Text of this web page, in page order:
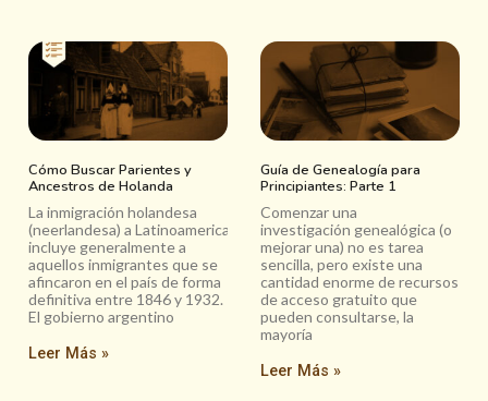
Cómo Buscar Parientes y
Ancestros de Holanda
La inmigración holandesa
(neerlandesa) a Latinoamerica
incluye generalmente a
aquellos inmigrantes que se
afincaron en el país de forma
definitiva entre 1846 y 1932.
El gobierno argentino
Leer Más »
Guía de Genealogía para
Principiantes: Parte 1
Comenzar una
investigación genealógica (o
mejorar una) no es tarea
sencilla, pero existe una
cantidad enorme de recursos
de acceso gratuito que
pueden consultarse, la
mayoría
Leer Más »